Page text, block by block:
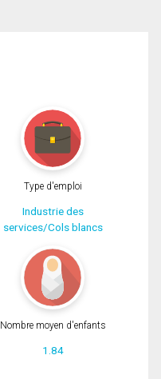
Type d'emploi
Industrie des
services/Cols blancs
Nombre moyen d'enfants
1.84